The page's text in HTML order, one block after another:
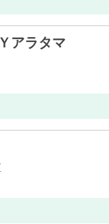
アラタマ